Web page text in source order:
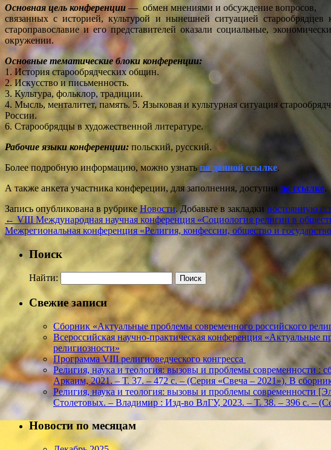
Основная цель конференции — обмен мнениями и обсуждение вопросов,
связанных с историей, культурой и нынешней ситуацией
староправославие и его представителей оказали социальные,
окружении.
Основные тематические блоки конференции:
1. История старообрядческих общин.
2. Искусство и письменность.
3. Культура, фольклор, традиции.
4. Мысль, менталитет, память. 5. Языковая и культурная ситуация
России.
6. Старообрядцы в художественной литературе.
Рабочие языки конференции: польский, русский.
Более подробную информацию, можно узнатьпо данной ссылке.
А также анкета участника конфереции, для заполнения, доступна по ссылке.
Запись опубликована в рубрике Новости. Добавьте в закладки постоянную
← VIII Международная научная конференция «Социология религии в
Межрегиональная конференция «Религия, конфессии, общество и
Поиск
Найти:
Свежие записи
Сборник «Актуальные проблемы современного российского
Всероссийская научно-практическая конференция «Актуальные
религиозности»
Программа VIII религиоведческого конгресса
Религия, наука и теология: вызовы и проблемы современности
Аркаим, 2021. – Т. 37. – 472 с. – (Серия «Свеча – 2021»). В
Религия, наука и теология: вызовы и проблемы современности
Столетовых. – Владимир : Изд-во ВлГУ, 2023. – Т. 38. – 396 с. –
Новости по месяцам